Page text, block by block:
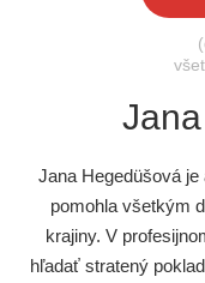
Jana Hegedüšová
pomohla všetkým
krajiny. V
hľadať stratený